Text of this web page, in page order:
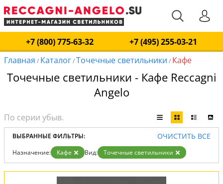
+7 (800) 775-63-32
+7 (495) 255-03-21
Главная / Каталог/Точечные светильники / Кафе
Точечные светильники - Кафе Reccagni
Angelo
ВЫБРАННЫЕ ФИЛЬТРЫ: ОЧИСТИТЬ ВСЕ
Назначение: Кафе Вид: Точечные светильники